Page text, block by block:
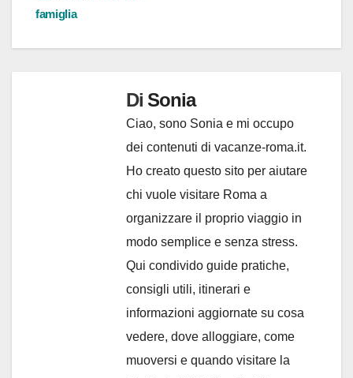
famiglia
DiSonia
Ciao, sono Sonia e mi occupo
dei contenuti di vacanze-roma.it.
Ho creato questo sito per aiutare
chi vuole visitare Roma a
organizzare il proprio viaggio in
modo semplice e senza stress.
Qui condivido guide pratiche,
consigli utili, itinerari e
informazioni aggiornate su cosa
vedere, dove alloggiare, come
muoversi e quando visitare la